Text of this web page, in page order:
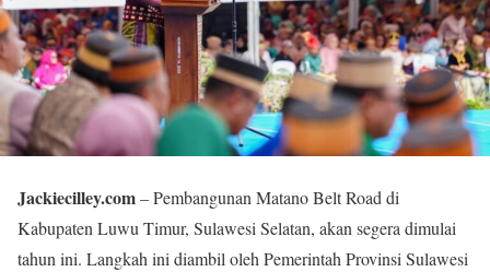
Jackiecilley.com– Pembangunan Matano Belt Road di
Kabupaten Luwu Timur, Sulawesi Selatan, akan segera dimulai
tahun ini. Langkah ini diambil oleh Pemerintah Provinsi Sulawesi